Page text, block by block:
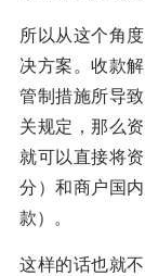
所以从这个角
决方案。收款
管制措施所导
关规定，那么
就可以直接将
分）和商户国
款）。
这样的话也就